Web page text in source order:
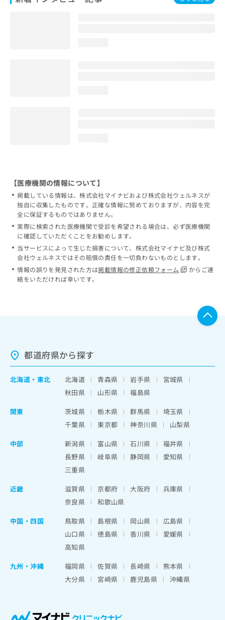
【医療機関の情報について】
掲載している情報は、株式会社マイナビおよび株式会社ウェルネスが
独自に収集したものです。正確な情報に努めておりますが、内容を完
全に保証するものではありません。
実際に検索された医療機関で受診を希望される場合は、必ず医療機関
に確認していただくことをお勧めします。
当サービスによって生じた損害について、株式会社マイナビ及び株式
会社ウェルネスではその賠償の責任を一切負わないものとします。
情報の誤りを発見された方は掲載情報の修正依頼フォーム
からご連
絡をいただければ幸いです。
都道府県から探す
北海道 ・ 東北 北海道 青森県 岩手県
宮城県
秋田県
山形県
福島県
関東
茨城県 栃木県 群馬県
埼玉県
千葉県
東京都 神奈川県
山梨県
中部
新潟県 富山県 石川県
福井県
長野県
岐阜県 静岡県
愛知県
三重県
近畿
滋賀県 京都府 大阪府
兵庫県
奈良県
和歌山県
中国・四国
鳥取県 島根県 岡山県
広島県
山口県
徳島県 香川県
愛媛県
高知県
九州・沖縄
福岡県 佐賀県 長崎県
熊本県
大分県
宮崎県 鹿児島県 沖縄県